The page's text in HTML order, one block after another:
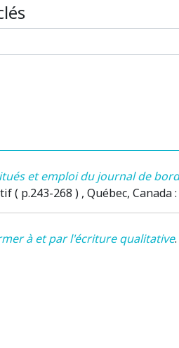
et emploi du journal de
( p.243-268 ) , Québec, Canada
à et par l'écriture qualitative